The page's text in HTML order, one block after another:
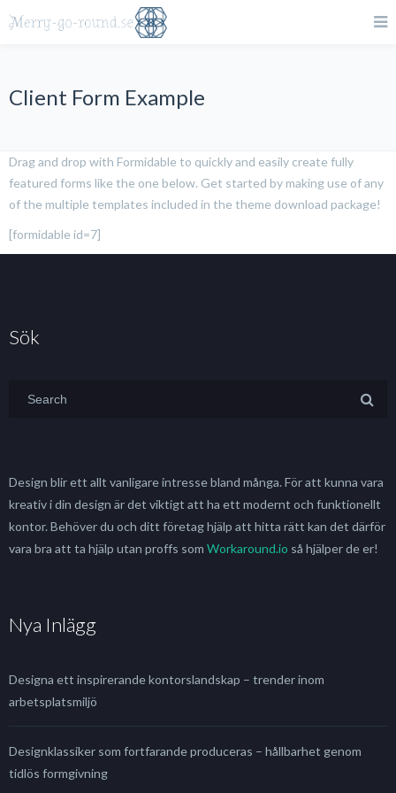
Client Form Example
Drag and drop with Formidable to quickly and easily create fully
featured forms like the one below. Get started by making use of any
of the multiple templates included in the theme download package!
[formidable id=7]
Sök
Design blir ett allt vanligare intresse bland många. För att kunna vara
kreativ i din design är det viktigt att ha ett modernt och funktionellt
kontor. Behöver du och ditt företag hjälp att hitta rätt kan det därför
vara bra att ta hjälp utan proffs som Workaround.io så hjälper de er!
Nya Inlägg
Designa ett inspirerande kontorslandskap – trender inom
arbetsplatsmiljö
Designklassiker som fortfarande produceras – hållbarhet genom
tidlös formgivning